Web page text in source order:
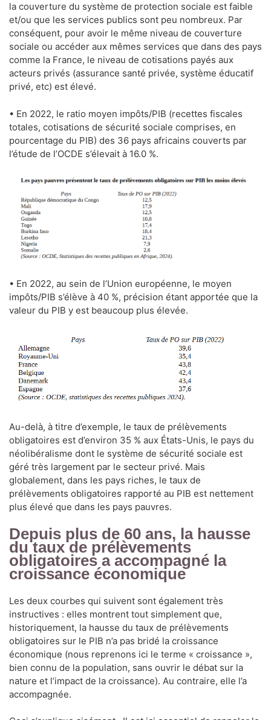
la couverture du système de protection sociale est faible
et/ou que les services publics sont peu nombreux. Par
conséquent, pour avoir le même niveau de couverture
sociale ou accéder aux mêmes services que dans des pays
comme la France, le niveau de cotisations payés aux
acteurs privés (assurance santé privée, système éducatif
privé, etc) est élevé.
• En 2022, le ratio moyen impôts/PIB (recettes fiscales
totales, cotisations de sécurité sociale comprises, en
pourcentage du PIB) des 36 pays africains couverts par
l’étude de l’OCDE s’élevait à 16.0 %.
• En 2022, au sein de l’Union européenne, le moyen
impôts/PIB s’élève à 40 %, précision étant apportée que la
valeur du PIB y est beaucoup plus élevée.
Au-delà, à titre d’exemple, le taux de prélèvements
obligatoires est d’environ 35 % aux États-Unis, le pays du
néolibéralisme dont le système de sécurité sociale est
géré très largement par le secteur privé. Mais
globalement, dans les pays riches, le taux de
prélèvements obligatoires rapporté au PIB est nettement
plus élevé que dans les pays pauvres.
Depuis plus de 60 ans, la hausse
du taux de prélèvements
obligatoires a accompagné la
croissance économique
Les deux courbes qui suivent sont également très
instructives : elles montrent tout simplement que,
historiquement, la hausse du taux de prélèvements
obligatoires sur le PIB n’a pas bridé la croissance
économique (nous reprenons ici le terme « croissance »,
bien connu de la population, sans ouvrir le débat sur la
nature et l’impact de la croissance). Au contraire, elle l’a
accompagnée.